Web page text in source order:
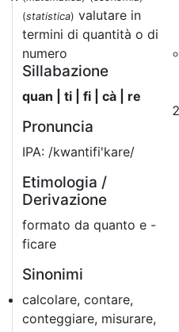
(statistica) valutare in
termini di quantità o di
numero
Sillabazione
quan | ti | fi | cà | re
Pronuncia
IPA: /kwantifi'kare/
Etimologia /
Derivazione
formato da quanto e -
ficare
Sinonimi
calcolare, contare,
conteggiare, misurare,